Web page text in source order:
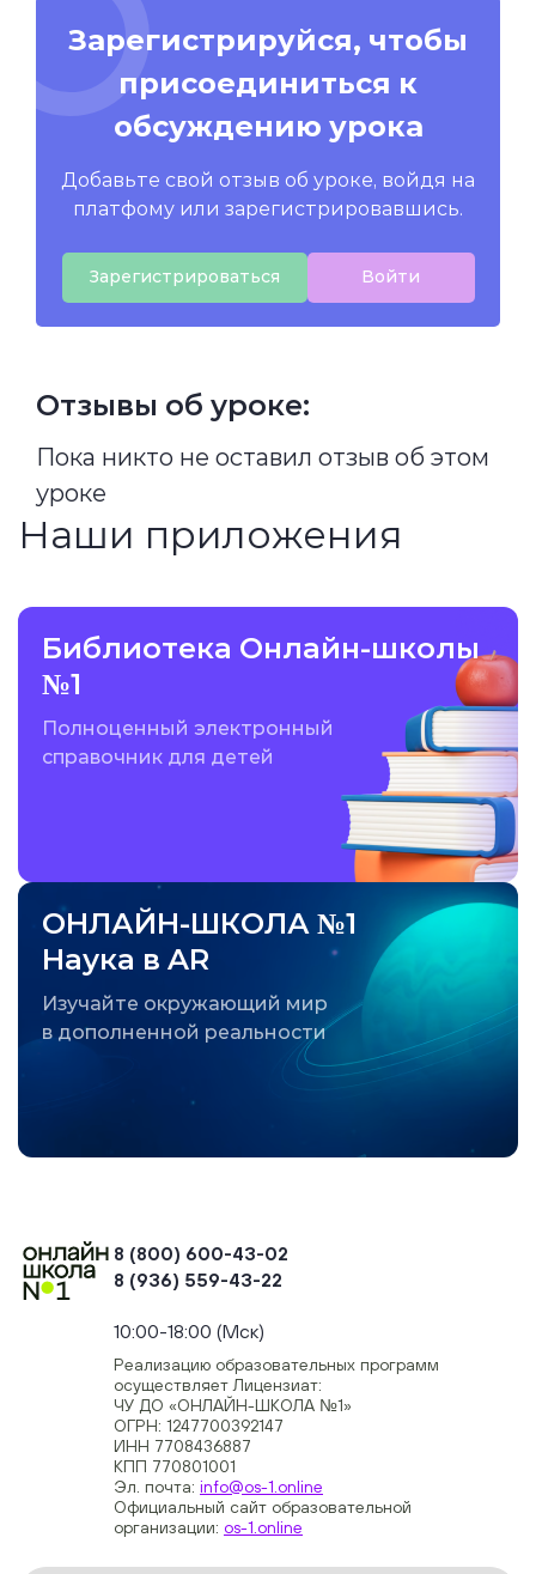
Зарегистрируйся, чтобы
присоединиться к
обсуждению урока
Добавьте свой отзыв об уроке, войдя на
платфому или зарегистрировавшись.
Зарегистрироваться Войти
Отзывы об уроке:
Пока никто не оставил отзыв об этом
уроке
Наши приложения
Библиотека Онлайн-школы
№1
Полноценный электронный
справочник для детей
ОНЛАЙН-ШКОЛА №1
Наука в AR
Изучайте окружающий мир
в дополненной реальности
8 (800) 600-43-02
8 (936) 559-43-22
10:00-18:00 (Мск)
Реализацию образовательных программ
осуществляет Лицензиат:
ЧУ ДО «ОНЛАЙН-ШКОЛА №1»
ОГРН: 1247700392147
ИНН 7708436887
КПП 770801001
Эл. почта: info@os-1.online
Официальный сайт образовательной
организации: os-1.online